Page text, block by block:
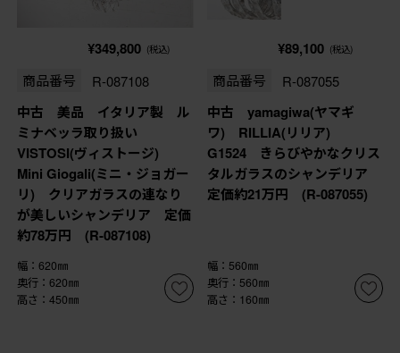
¥349,800 (税込)
商品番号 R-087108
中古 美品 イタリア製 ル
ミナベッラ取り扱い
VISTOSI(ヴィストージ)
Mini Giogali(ミニ・ジョガー
リ) クリアガラスの連なり
が美しいシャンデリア 定価
約78万円 (R-087108)
幅：620㎜
奥行：620㎜
高さ：450㎜
¥89,100 (税込)
商品番号 R-087055
中古 yamagiwa(ヤマギ
ワ) RILLIA(リリア)
G1524 きらびやかなクリス
タルガラスのシャンデリア
定価約21万円 (R-087055)
幅：560㎜
奥行：560㎜
高さ：160㎜